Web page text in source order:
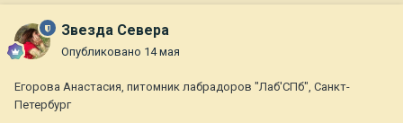
Звезда Севера
Опубликовано 14 мая
Егорова Анастасия, питомник лабрадоров "Лаб'СПб", Санкт-
Петербург